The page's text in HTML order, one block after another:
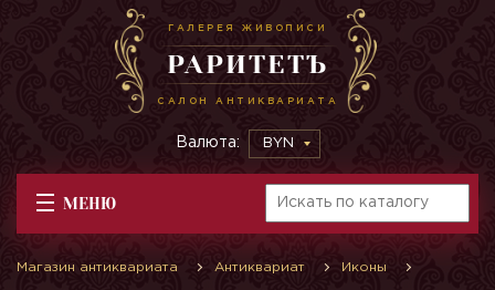
ГАЛЕРЕЯ ЖИВОПИСИ
РАРИТЕТЪ
САЛОН АНТИКВАРИАТА
Валюта: BYN
МЕНЮ
Магазин антиквариата Антиквариат Иконы